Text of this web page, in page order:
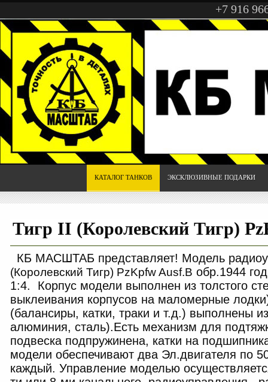
+7 916
КАТАЛОГ ТАНКОВ ЭКСКЛЮЗИВНЫЕ ПОДАРКИ
Тигр II (Королевский Тигр)
КБ МАСШТАБ представляет! Модель
(Королевский Тигр) PzKpfw Ausf.B обр.1944
1:4. Корпус модели выполнен из толстого
выклеивания корпусов на маломерные
(балансиры, катки, траки и т.д.) выполнены
алюминия, сталь).Есть механизм для
подвеска подпружинена, катки на
модели обеспечивают два Эл.двигателя по
каждый. Управление моделью